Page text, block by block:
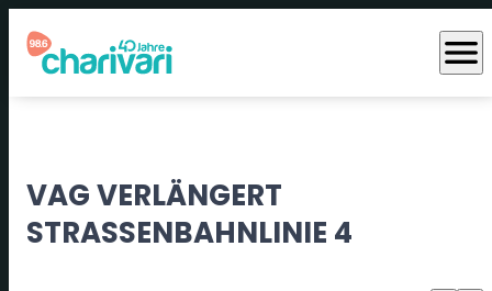
menu
VAG VERLÄNGERT
STRASSENBAHNLINIE 4